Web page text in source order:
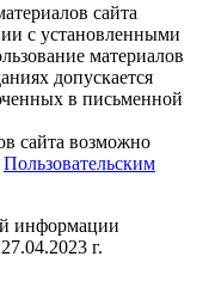
сайта
с установленными
материалов
допускается
в письменной
сайта возможно
Пользовательским
информации
г.